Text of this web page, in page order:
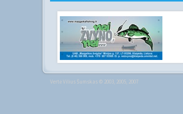
VertėVilius Šumskas © 2003, 2005, 2007